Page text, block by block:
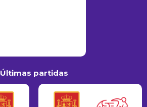
Últimas partidas